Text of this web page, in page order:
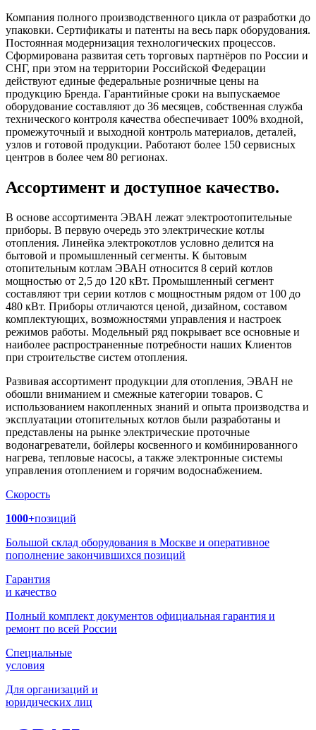
Компания полного производственного цикла от разработки до
упаковки. Сертификаты и патенты на весь парк оборудования.
Постоянная модернизация технологических процессов.
Сформирована развитая сеть торговых партнёров по России и
СНГ, при этом на территории Российской Федерации
действуют единые федеральные розничные цены на
продукцию Бренда. Гарантийные сроки на выпускаемое
оборудование составляют до 36 месяцев, собственная служба
технического контроля качества обеспечивает 100% входной,
промежуточный и выходной контроль материалов, деталей,
узлов и готовой продукции. Работают более 150 сервисных
центров в более чем 80 регионах.
Ассортимент и доступное качество.
В основе ассортимента ЭВАН лежат электроотопительные
приборы. В первую очередь это электрические котлы
отопления. Линейка электрокотлов условно делится на
бытовой и промышленный сегменты. К бытовым
отопительным котлам ЭВАН относится 8 серий котлов
мощностью от 2,5 до 120 кВт. Промышленный сегмент
составляют три серии котлов с мощностным рядом от 100 до
480 кВт. Приборы отличаются ценой, дизайном, составом
комплектующих, возможностями управления и настроек
режимов работы. Модельный ряд покрывает все основные и
наиболее распространенные потребности наших Клиентов
при строительстве систем отопления.
Развивая ассортимент продукции для отопления, ЭВАН не
обошли вниманием и смежные категории товаров. С
использованием накопленных знаний и опыта производства и
эксплуатации отопительных котлов были разработаны и
представлены на рынке электрические проточные
водонагреватели, бойлеры косвенного и комбинированного
нагрева, тепловые насосы, а также электронные системы
управления отоплением и горячим водоснабжением.
Скорость
1000+позиций
Большой склад оборудования в Москве и оперативное
пополнение закончившихся позиций
Гарантия
и качество
Полный комплект документов официальная гарантия и
ремонт по всей России
Специальные
условия
Для организаций и
юридических лиц